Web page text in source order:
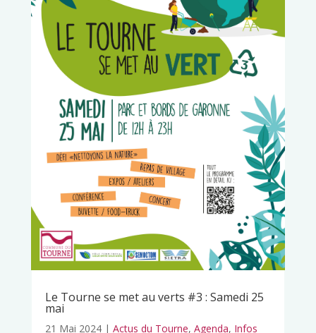
Le Tourne se met au verts #3 : Samedi 25
mai
21 Mai 2024| Actus du Tourne, Agenda, Infos